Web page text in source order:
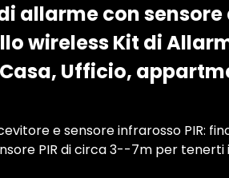
allarme con
wireless Kit di
Ufficio,
e sensore infrarosso PIR:
PIR di circa 3--7m per